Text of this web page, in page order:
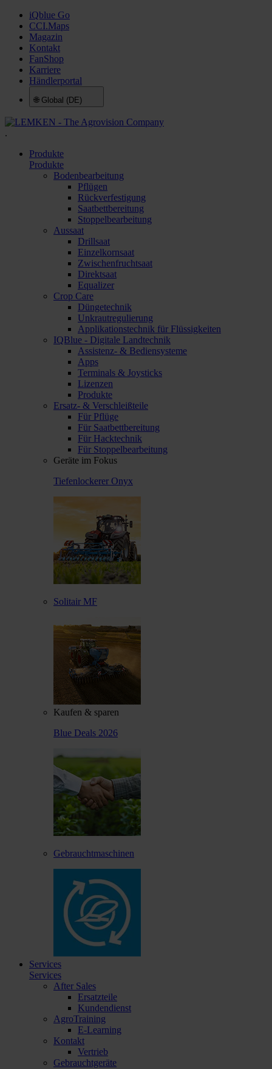
iQblue Go
CCI.Maps
Magazin
Kontakt
FanShop
Karriere
Händlerportal
🌐 Global (DE)
.
Produkte
Produkte
Bodenbearbeitung
Pflügen
Rückverfestigung
Saatbettbereitung
Stoppelbearbeitung
Aussaat
Drillsaat
Einzelkornsaat
Zwischenfruchtsaat
Direktsaat
Equalizer
Crop Care
Düngetechnik
Unkrautregulierung
Applikationstechnik für Flüssigkeiten
IQBlue - Digitale Landtechnik
Assistenz- & Bediensysteme
Apps
Terminals & Joysticks
Lizenzen
Produkte
Ersatz- & Verschleißteile
Für Pflüge
Für Saatbettbereitung
Für Hacktechnik
Für Stoppelbearbeitung
Geräte im Fokus
Tiefenlockerer Onyx
Solitair MF
Kaufen & sparen
Blue Deals 2026
Gebrauchtmaschinen
Services
Services
After Sales
Ersatzteile
Kundendienst
AgroTraining
E-Learning
Kontakt
Vertrieb
Gebrauchtgeräte